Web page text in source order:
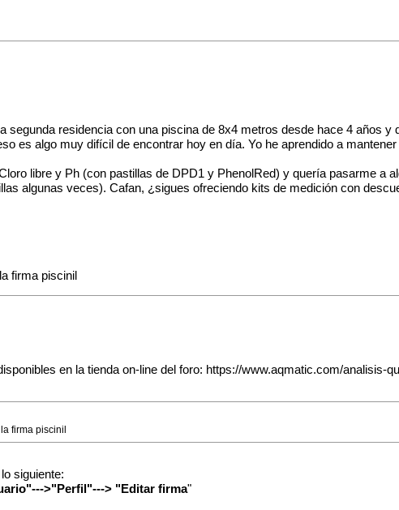
segunda residencia con una piscina de 8x4 metros desde hace 4 años
es algo muy difícil de encontrar hoy en día. Yo he aprendido a
libre y Ph (con pastillas de DPD1 y PhenolRed) y quería pasarme
algunas veces). Cafan, ¿sigues ofreciendo kits de medición con
firma piscinil
en la tienda on-line del foro: https://www.aqmatic.com/analisis-
firma piscinil
siguiente:
>"Perfil"---> "Editar firma"